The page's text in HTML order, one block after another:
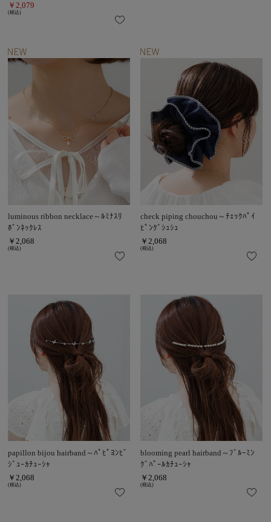
￥2,079
(税込)
luminous ribbon necklace～ﾙﾐﾅｽﾘ
ﾎﾞﾝﾈｯｸﾚｽ
￥2,068
(税込)
check piping chouchou～ﾁｪｯｸﾊﾟｲ
ﾋﾟﾝｸﾞｼｭｼｭ
￥2,068
(税込)
papillon bijou hairband～ﾊﾟﾋﾟﾖﾝﾋﾞ
ｼﾞｭｰｶﾁｭｰｼｬ
￥2,068
(税込)
blooming pearl hairband～ﾌﾞﾙｰﾐﾝ
ｸﾞﾊﾟｰﾙｶﾁｭｰｼｬ
￥2,068
(税込)